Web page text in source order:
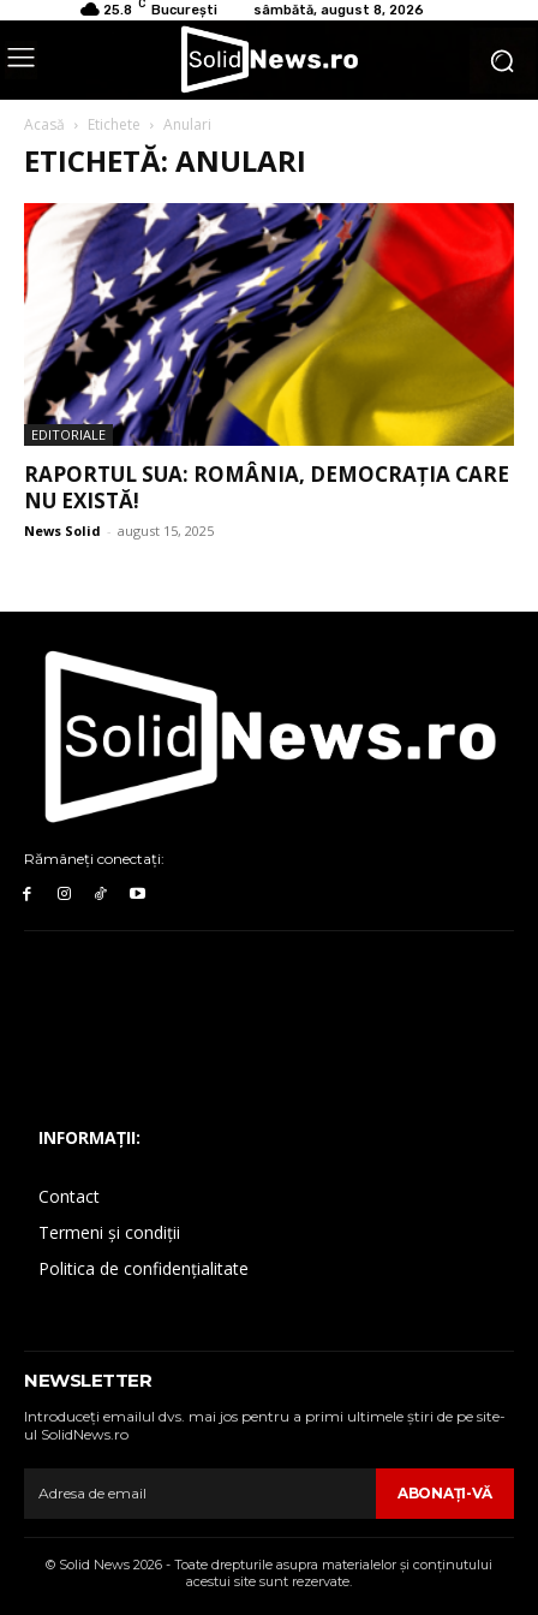
25.8 C București sâmbătă, august 8, 2026
Acasă Etichete Anulari
ETICHETĂ: ANULARI
EDITORIALE
RAPORTUL SUA: ROMÂNIA, DEMOCRAȚIA CARE
NU EXISTĂ!
News Solid - august 15, 2025
Rămâneți conectați:
INFORMAȚII:
Contact
Termeni și condiții
Politica de confidențialitate
NEWSLETTER
Introduceţi emailul dvs. mai jos pentru a primi ultimele ştiri de pe site-
ul SolidNews.ro
ABONAŢI-VĂ
© Solid News 2026 - Toate drepturile asupra materialelor şi conţinutului
acestui site sunt rezervate.